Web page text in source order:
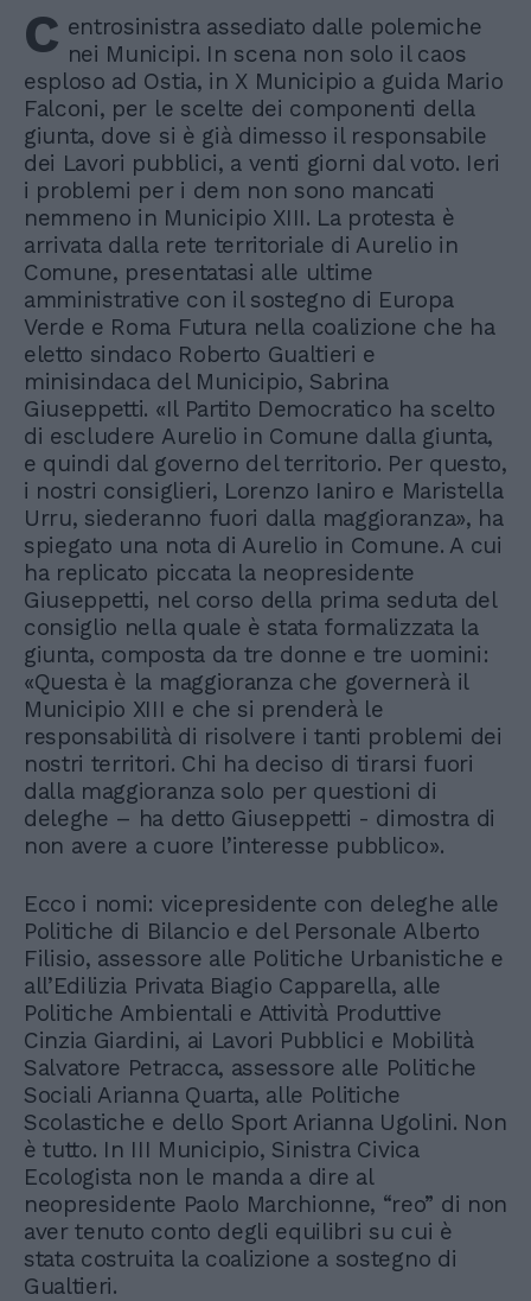
C entrosinistra assediato dalle polemiche
nei Municipi. In scena non solo il caos
esploso ad Ostia, in X Municipio a guida Mario
Falconi, per le scelte dei componenti della
giunta, dove si è già dimesso il responsabile
dei Lavori pubblici, a venti giorni dal voto. Ieri
i problemi per i dem non sono mancati
nemmeno in Municipio XIII. La protesta è
arrivata dalla rete territoriale di Aurelio in
Comune, presentatasi alle ultime
amministrative con il sostegno di Europa
Verde e Roma Futura nella coalizione che ha
eletto sindaco Roberto Gualtieri e
minisindaca del Municipio, Sabrina
Giuseppetti. «Il Partito Democratico ha scelto
di escludere Aurelio in Comune dalla giunta,
e quindi dal governo del territorio. Per questo,
i nostri consiglieri, Lorenzo Ianiro e Maristella
Urru, siederanno fuori dalla maggioranza», ha
spiegato una nota di Aurelio in Comune. A cui
ha replicato piccata la neopresidente
Giuseppetti, nel corso della prima seduta del
consiglio nella quale è stata formalizzata la
giunta, composta da tre donne e tre uomini:
«Questa è la maggioranza che governerà il
Municipio XIII e che si prenderà le
responsabilità di risolvere i tanti problemi dei
nostri territori. Chi ha deciso di tirarsi fuori
dalla maggioranza solo per questioni di
deleghe – ha detto Giuseppetti - dimostra di
non avere a cuore l’interesse pubblico».
Ecco i nomi: vicepresidente con deleghe alle
Politiche di Bilancio e del Personale Alberto
Filisio, assessore alle Politiche Urbanistiche e
all’Edilizia Privata Biagio Capparella, alle
Politiche Ambientali e Attività Produttive
Cinzia Giardini, ai Lavori Pubblici e Mobilità
Salvatore Petracca, assessore alle Politiche
Sociali Arianna Quarta, alle Politiche
Scolastiche e dello Sport Arianna Ugolini. Non
è tutto. In III Municipio, Sinistra Civica
Ecologista non le manda a dire al
neopresidente Paolo Marchionne, “reo” di non
aver tenuto conto degli equilibri su cui è
stata costruita la coalizione a sostegno di
Gualtieri.